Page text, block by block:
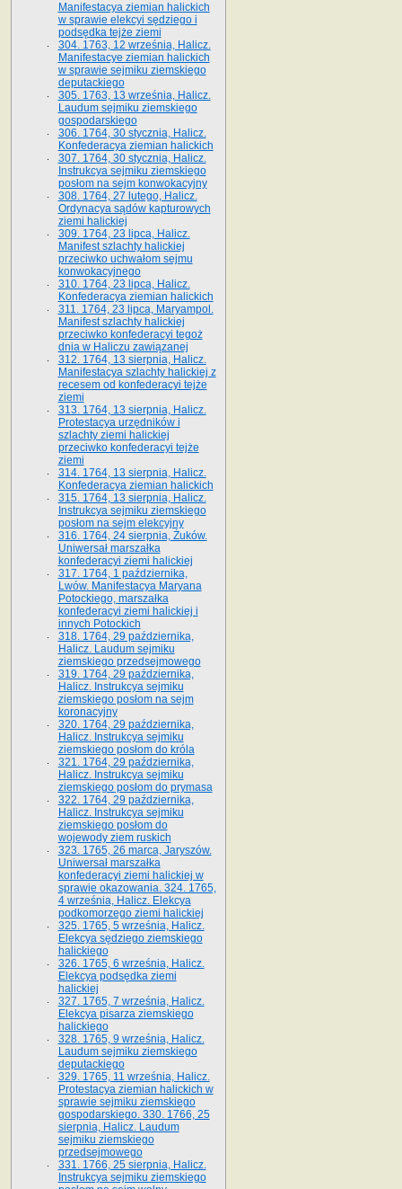
Manifestacya ziemian halickich
w sprawie elekcyi sędziego i
podsędka tejże ziemi
304. 1763, 12 września, Halicz.
Manifestacye ziemian halickich
w sprawie sejmiku ziemskiego
deputackiego
305. 1763, 13 września, Halicz.
Laudum sejmiku ziemskiego
gospodarskiego
306. 1764, 30 stycznia, Halicz.
Konfederacya ziemian halickich
307. 1764, 30 stycznia, Halicz.
Instrukcya sejmiku ziemskiego
posłom na sejm konwokacyjny
308. 1764, 27 lutego, Halicz.
Ordynacya sądów kapturowych
ziemi halickiej
309. 1764, 23 lipca, Halicz.
Manifest szlachty halickiej
przeciwko uchwałom sejmu
konwokacyjnego
310. 1764, 23 lipca, Halicz.
Konfederacya ziemian halickich
311. 1764, 23 lipca, Maryampol.
Manifest szlachty halickiej
przeciwko konfederacyi tegoż
dnia w Haliczu zawiązanej
312. 1764, 13 sierpnia, Halicz.
Manifestacya szlachty halickiej z
recesem od konfederacyi tejże
ziemi
313. 1764, 13 sierpnia, Halicz.
Protestacya urzędników i
szlachty ziemi halickiej
przeciwko konfederacyi tejże
ziemi
314. 1764, 13 sierpnia, Halicz.
Konfederacya ziemian halickich
315. 1764, 13 sierpnia, Halicz.
Instrukcya sejmiku ziemskiego
posłom na sejm elekcyjny
316. 1764, 24 sierpnia, Żuków.
Uniwersał marszałka
konfederacyi ziemi halickiej
317. 1764, 1 października,
Lwów. Manifestacya Maryana
Potockiego, marszałka
konfederacyi ziemi halickiej i
innych Potockich
318. 1764, 29 października,
Halicz. Laudum sejmiku
ziemskiego przedsejmowego
319. 1764, 29 października,
Halicz. Instrukcya sejmiku
ziemskiego posłom na sejm
koronacyjny
320. 1764, 29 października,
Halicz. Instrukcya sejmiku
ziemskiego posłom do króla
321. 1764, 29 października,
Halicz. Instrukcya sejmiku
ziemskiego posłom do prymasa
322. 1764, 29 października,
Halicz. Instrukcya sejmiku
ziemskiego posłom do
wojewody ziem ruskich
323. 1765, 26 marca, Jaryszów.
Uniwersał marszałka
konfederacyi ziemi halickiej w
sprawie okazowania. 324. 1765,
4 września, Halicz. Elekcya
podkomorzego ziemi halickiej
325. 1765, 5 września, Halicz.
Elekcya sędziego ziemskiego
halickiego
326. 1765, 6 września, Halicz.
Elekcya podsędka ziemi
halickiej
327. 1765, 7 września, Halicz.
Elekcya pisarza ziemskiego
halickiego
328. 1765, 9 września, Halicz.
Laudum sejmiku ziemskiego
deputackiego
329. 1765, 11 września, Halicz.
Protestacya ziemian halickich w
sprawie sejmiku ziemskiego
gospodarskiego. 330. 1766, 25
sierpnia, Halicz. Laudum
sejmiku ziemskiego
przedsejmowego
331. 1766, 25 sierpnia, Halicz.
Instrukcya sejmiku ziemskiego